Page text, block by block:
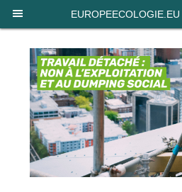
EUROPEECOLOGIE.EU